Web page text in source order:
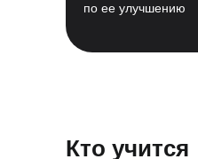
по ее улучшению
Кто учится